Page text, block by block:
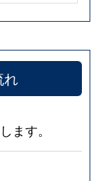
れ
ます。